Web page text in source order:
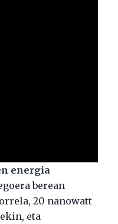
energia
berean
20 nanowatt
eta